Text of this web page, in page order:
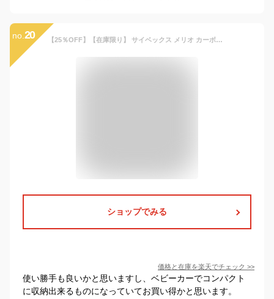
no. 20 【25％OFF】【在庫限り】 サイベックス メリオ カーボン 2024 cybex MELIO メリオカーボン 赤ちゃん ベビー 子供 1ヶ月 15kg a型 ベビーカー 軽量 コンパクト 折り畳み 正規品 2年保証 送料無料
ショップでみる
価格と在庫を楽天でチェック >>
使い勝手も良いかと思いますし、ベビーカーでコンパクト
に収納出来るものになっていてお買い得かと思います。